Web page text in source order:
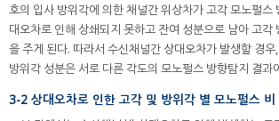
호의 입사 방위각에 의한 채널간 위상차가 고각 모노펄스
대오차로 인해 상쇄되지 못하고 잔여 성분으로 남아 고각
을 주게 된다. 따라서 수신채널간 상대오차가 발생할 경
방위각 성분은 서로 다른 각도의 모노펄스 방향탐지 결과
3-2 상대오차로 인한 고각 및 방위각 별 모노펄스 비